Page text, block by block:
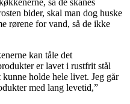
bider, skal man dog huske
rørene for vand, så de ikke
kan tåle det
er lavet i rustfrit stål
holde hele livet. Jeg går
med lang levetid,”